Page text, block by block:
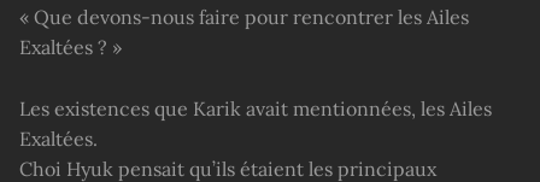
« Que devons-nous faire pour rencontrer les Ailes
Exaltées ? »
Les existences que Karik avait mentionnées, les Ailes
Exaltées.
Choi Hyuk pensait qu’ils étaient les principaux